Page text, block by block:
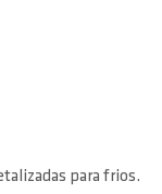
para frios.